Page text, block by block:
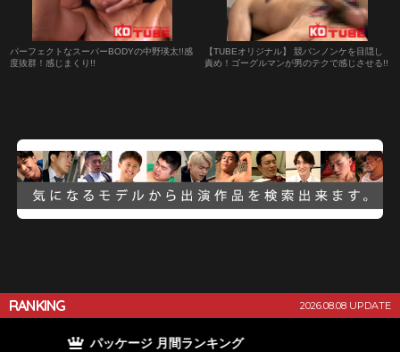
パーフェクトなスーパーBODYの中野瑛太!!感
度抜群！感じまくり!!
【TUBEオリジナル】 競パンノンケを目隠し
責め！ゴーグルマンが男のテクで感じさせる!!
RANKING 2026.08.08 UPDATE
単品 月間ランキング